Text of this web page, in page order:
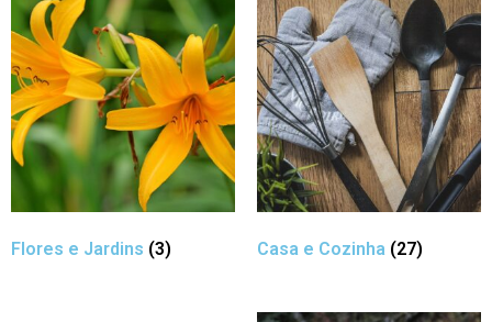
Flores e Jardins (3) Casa e Cozinha (27)